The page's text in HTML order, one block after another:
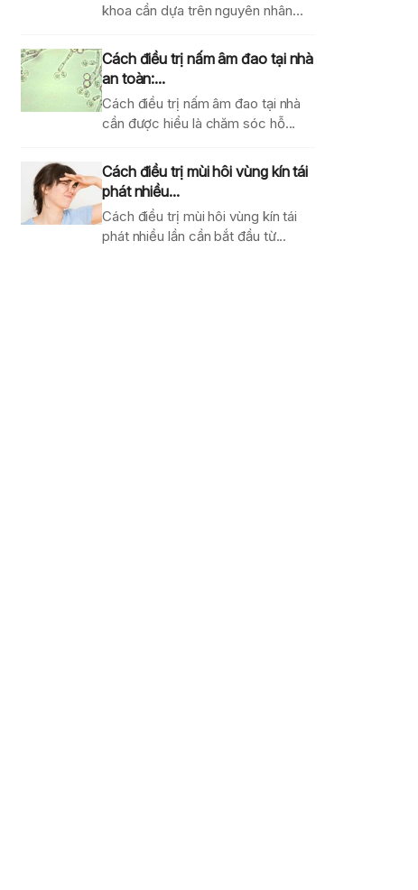
khoa cần dựa trên nguyên nhân
Cách điều trị nấm âm đao tại nhà
an toàn:...
Cách điều trị nấm âm đao tại nhà
cần được hiểu là chăm sóc hỗ...
Cách điều trị mùi hôi vùng kín tái
phát nhiều...
Cách điều trị mùi hôi vùng kín tái
phát nhiều lần cần bắt đầu từ...